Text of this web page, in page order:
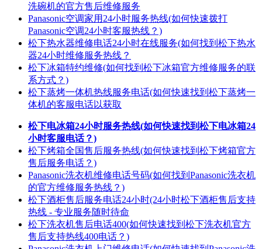
洗碗机的官方售后维修服务
Panasonic空调家用24小时服务热线(如何快速拨打
Panasonic空调24小时客服热线？)
松下热水器维修电话24小时在线服务(如何找到松下热水
器24小时维修服务热线？
松下冰箱特约维修(如何找到松下冰箱官方维修服务的联
系方式？)
松下蒸烤一体机热线服务电话(如何快速找到松下蒸烤一
体机的客服电话以获取
松下电冰箱24小时服务热线(如何快速找到松下电冰箱24
小时客服电话？)
松下烤箱全国售后服务热线(如何快速找到松下烤箱官方
售后服务电话？)
Panasonic洗衣机维修电话号码(如何找到Panasonic洗衣机
的官方维修服务热线？)
松下酒柜售后服务电话24小时(24小时松下酒柜售后支持
热线 - 专业服务随时待命
松下洗衣机售后电话400(如何快速找到松下洗衣机官方
售后支持热线400电话？)